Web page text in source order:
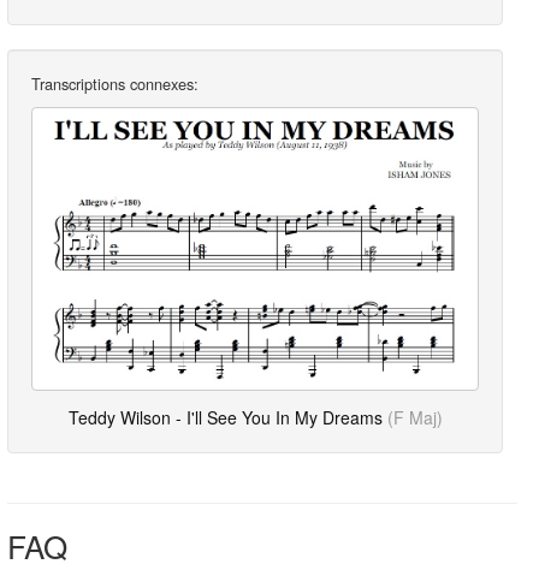
Transcriptions connexes:
Teddy Wilson - I'll See You In My Dreams (F Maj)
FAQ